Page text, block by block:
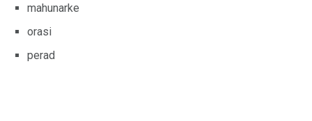
mahunarke
orasi
perad